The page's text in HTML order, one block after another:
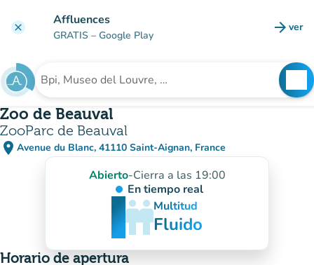
clear Affluences
GRATIS – Google Play arrow_forward ver
Buscar un establecimiento
Zoo de Beauval
ZooParc de Beauval
place Avenue du Blanc, 41110 Saint-Aignan, France
(abrir en Google Maps)
(nueva pestaña)
Abierto-Cierra a las 19:00
En tiempo real
man
man
manMultitud
Fluido
Horario de apertura